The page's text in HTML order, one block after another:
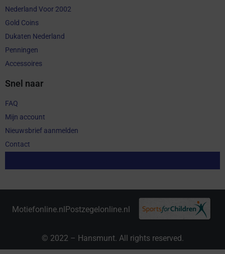
Nederland Voor 2002
Gold Coins
Dukaten Nederland
Penningen
Accessoires
Snel naar
FAQ
Mijn account
Nieuwsbrief aanmelden
Contact
Motiefonline.nlPostzegelonline.nl
© 2022 – Hansmunt. All rights reserved.